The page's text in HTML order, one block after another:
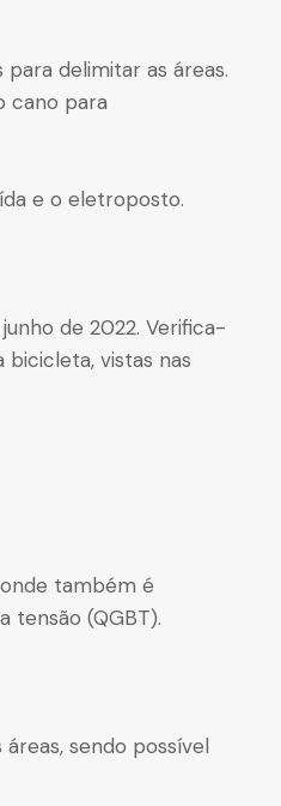
delimitar as áreas.
cano para
e o eletroposto.
de 2022. Verifica-
vistas nas
também é
tensão (QGBT).
sendo possível